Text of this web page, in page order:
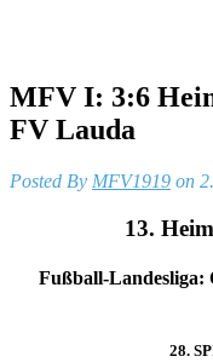
MFV I: 3:6
FV Lauda
Posted By MFV1919 on
13.
Fußball-Landesliga:
28.